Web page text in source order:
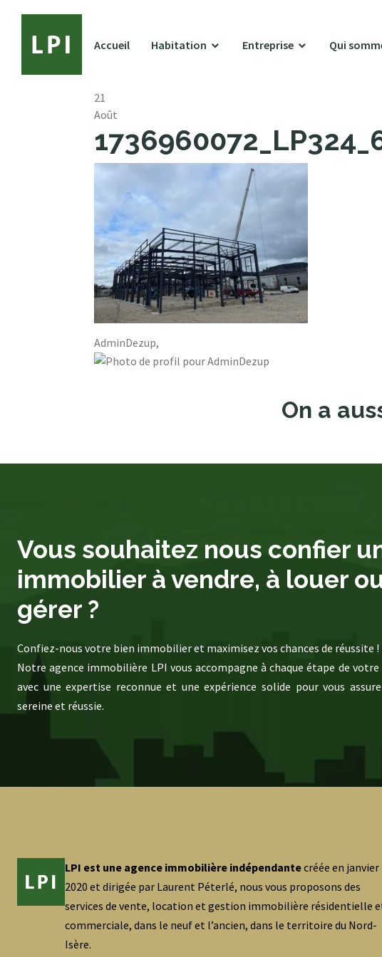
Accueil Habitation Entreprise Qui
21
Août
AdminDezup,
On a
Vous souhaitez nous confier
immobilier à vendre, à louer
gérer ?
Confiez-nous votre bien immobilier et maximisez vos chances de réussite !
Notre agence immobilière LPI vous accompagne à chaque étape de
avec une expertise reconnue et une expérience solide pour vous
sereine et réussie.
LPI est une agence immobilière indépendantecréée en janvier
2020 et dirigée par Laurent Péterlé, nous vous proposons des
services de vente, location et gestion immobilière résidentielle
commerciale, dans le neuf et l’ancien, dans le territoire du Nord-
Isère.